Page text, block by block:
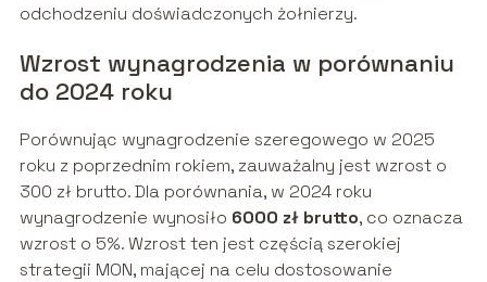
odchodzeniu doświadczonych żołnierzy.
Wzrost wynagrodzenia w porównaniu
do 2024 roku
Porównując wynagrodzenie szeregowego w 2025
roku z poprzednim rokiem, zauważalny jest wzrost o
300 zł brutto. Dla porównania, w 2024 roku
wynagrodzenie wynosiło 6000 zł brutto, co oznacza
wzrost o 5%. Wzrost ten jest częścią szerokiej
strategii MON, mającej na celu dostosowanie